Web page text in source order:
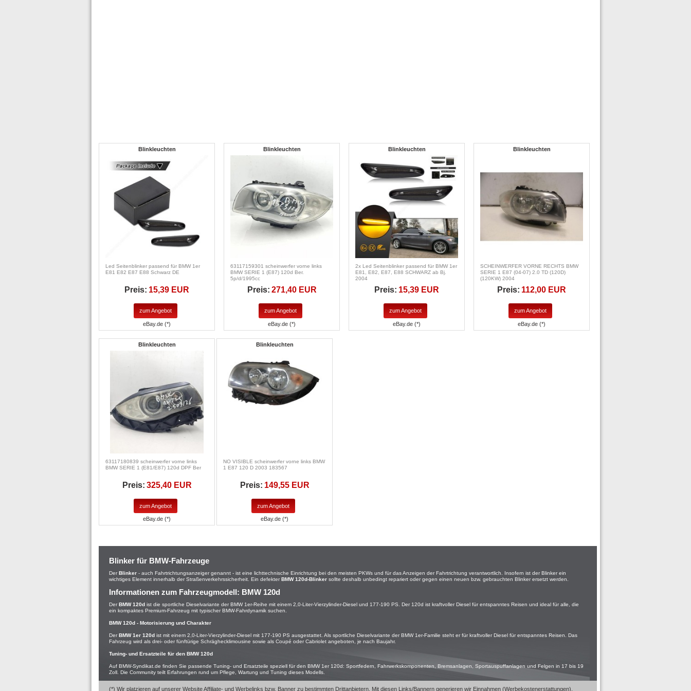
Blinkleuchten
Led Seitenblinker passend für BMW 1er
E81 E82 E87 E88 Schwarz DE
Preis: 15,39 EUR
zum Angebot
eBay.de (*)
Blinkleuchten
63117159301 scheinwerfer vorne links
BMW SERIE 1 (E87) 120d Ber.
5p/d/1995cc
Preis: 271,40 EUR
zum Angebot
eBay.de (*)
Blinkleuchten
2x Led Seitenblinker passend für BMW 1er
E81, E82, E87, E88 SCHWARZ ab Bj.
2004
Preis: 15,39 EUR
zum Angebot
eBay.de (*)
Blinkleuchten
SCHEINWERFER VORNE RECHTS BMW
SERIE 1 E87 (04-07) 2.0 TD (120D)
(120KW) 2004
Preis: 112,00 EUR
zum Angebot
eBay.de (*)
Blinkleuchten
63117180839 scheinwerfer vorne links
BMW SERIE 1 (E81/E87) 120d DPF Ber
Preis: 325,40 EUR
zum Angebot
eBay.de (*)
Blinkleuchten
NO VISIBLE scheinwerfer vorne links BMW
1 E87 120 D 2003 183567
Preis: 149,55 EUR
zum Angebot
eBay.de (*)
Blinker für BMW-Fahrzeuge
Der Blinker - auch Fahrtrichtungsanzeiger genannt - ist eine lichttechnische Einrichtung bei den meisten PKWs und für das Anzeigen der Fahrtrichtung verantwortlich. Insofern ist der Blinker ein
wichtiges Element innerhalb der Straßenverkehrssicherheit. Ein defekter BMW 120d-Blinker sollte deshalb unbedingt repariert oder gegen einen neuen bzw. gebrauchten Blinker ersetzt werden.
Informationen zum Fahrzeugmodell: BMW 120d
Der BMW 120d ist die sportliche Dieselvariante der BMW 1er-Reihe mit einem 2,0-Liter-Vierzylinder-Diesel und 177-190 PS. Der 120d ist kraftvoller Diesel für entspanntes Reisen und ideal für alle, die
ein kompaktes Premium-Fahrzeug mit typischer BMW-Fahrdynamik suchen.
BMW 120d - Motorisierung und Charakter
Der BMW 1er 120d ist mit einem 2,0-Liter-Vierzylinder-Diesel mit 177-190 PS ausgestattet. Als sportliche Dieselvariante der BMW 1er-Familie steht er für kraftvoller Diesel für entspanntes Reisen. Das
Fahrzeug wird als drei- oder fünftürige Schräghecklimousine sowie als Coupé oder Cabriolet angeboten, je nach Baujahr.
Tuning- und Ersatzteile für den BMW 120d
Auf BMW-Syndikat.de finden Sie passende Tuning- und Ersatzteile speziell für den BMW 1er 120d: Sportfedern, Fahrwerkskomponenten, Bremsanlagen, Sportauspuffanlagen und Felgen in 17 bis 19
Zoll. Die Community teilt Erfahrungen rund um Pflege, Wartung und Tuning dieses Modells.
(*) Wir platzieren auf unserer Website Affiliate- und Werbelinks bzw. Banner zu bestimmten Drittanbietern. Mit diesen Links/Bannern generieren wir Einnahmen (Werbekostenerstattungen),